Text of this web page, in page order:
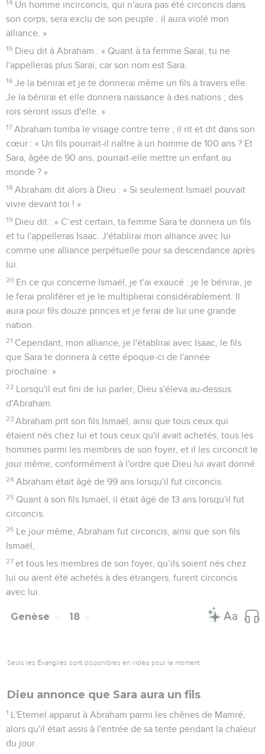
14 Un homme incirconcis, qui n'aura pas été circoncis dans
son corps, sera exclu de son peuple : il aura violé mon
alliance. »
15 Dieu dit à Abraham : « Quant à ta femme Saraï, tu ne
l'appelleras plus Saraï, car son nom est Sara.
16 Je la bénirai et je te donnerai même un fils à travers elle.
Je la bénirai et elle donnera naissance à des nations ; des
rois seront issus d'elle. »
17 Abraham tomba le visage contre terre ; il rit et dit dans son
cœur : « Un fils pourrait-il naître à un homme de 100 ans ? Et
Sara, âgée de 90 ans, pourrait-elle mettre un enfant au
monde ? »
18 Abraham dit alors à Dieu : « Si seulement Ismaël pouvait
vivre devant toi ! »
19 Dieu dit : « C’est certain, ta femme Sara te donnera un fils
et tu l'appelleras Isaac. J'établirai mon alliance avec lui
comme une alliance perpétuelle pour sa descendance après
lui.
20 En ce qui concerne Ismaël, je t'ai exaucé : je le bénirai, je
le ferai proliférer et je le multiplierai considérablement. Il
aura pour fils douze princes et je ferai de lui une grande
nation.
21 Cependant, mon alliance, je l'établirai avec Isaac, le fils
que Sara te donnera à cette époque-ci de l'année
prochaine. »
22 Lorsqu'il eut fini de lui parler, Dieu s'éleva au-dessus
d'Abraham.
23 Abraham prit son fils Ismaël, ainsi que tous ceux qui
étaient nés chez lui et tous ceux qu'il avait achetés, tous les
hommes parmi les membres de son foyer, et il les circoncit le
jour même, conformément à l'ordre que Dieu lui avait donné.
24 Abraham était âgé de 99 ans lorsqu'il fut circoncis.
25 Quant à son fils Ismaël, il était âgé de 13 ans lorsqu'il fut
circoncis.
26 Le jour même, Abraham fut circoncis, ainsi que son fils
Ismaël,
27 et tous les membres de son foyer, qu’ils soient nés chez
lui ou aient été achetés à des étrangers, furent circoncis
avec lui.
Genèse 18
Seuls les Évangiles sont disponibles en vidéo pour le moment.
Dieu annonce que Sara aura un fils
1 L'Eternel apparut à Abraham parmi les chênes de Mamré,
alors qu'il était assis à l'entrée de sa tente pendant la chaleur
du jour.